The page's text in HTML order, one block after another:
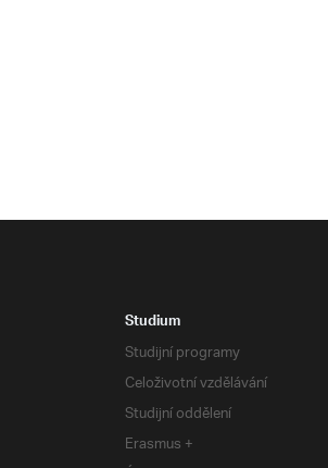
Studium
Studijní programy
Celoživotní vzdělávání
Studijní oddělení
Erasmus +